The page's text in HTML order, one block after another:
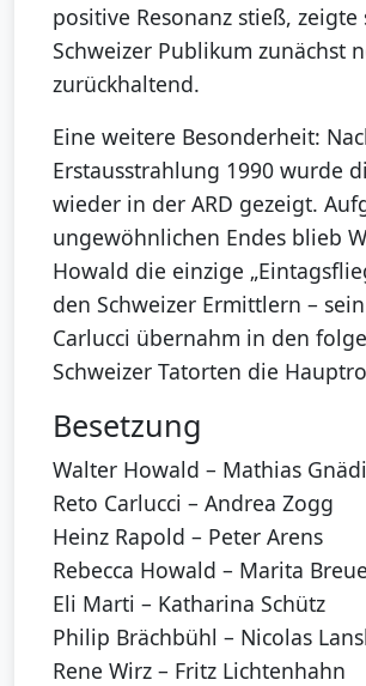
positive Resonanz stieß, zeigte
Schweizer Publikum zunächst
zurückhaltend.
Eine weitere Besonderheit:
Erstausstrahlung 1990 wurde
wieder in der ARD gezeigt.
ungewöhnlichen Endes blieb
Howald die einzige
den Schweizer Ermittlern –
Carlucci übernahm in den
Schweizer Tatorten die
Besetzung
Walter Howald – Mathias
Reto Carlucci – Andrea Zogg
Heinz Rapold – Peter Arens
Rebecca Howald – Marita
Eli Marti – Katharina Schütz
Philip Brächbühl – Nicolas
Rene Wirz – Fritz Lichtenhahn